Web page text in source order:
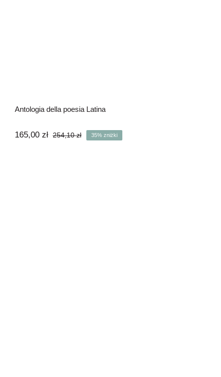
Antologia della poesia Latina
254,10złPierwotna
165,00 zł
Aktualna
35% zniżki